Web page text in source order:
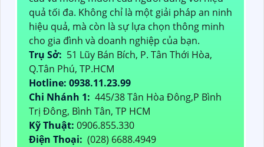
quả tối đa. Không chỉ là một giải pháp an ninh
hiệu quả, mà còn là sự lựa chọn thông minh
cho gia đình và doanh nghiệp của bạn.
Trụ Sở: 51 Lũy Bán Bích, P. Tân Thới Hòa,
Q.Tân Phú, TP.HCM
Hotline: 0938.11.23.99
Chi Nhánh 1: 445/38 Tân Hòa Đông,P Bình
Trị Đông, Bình Tân, TP HCM
Kỹ Thuật: 0906.855.330
Điện Thoại: (028) 6688.4949